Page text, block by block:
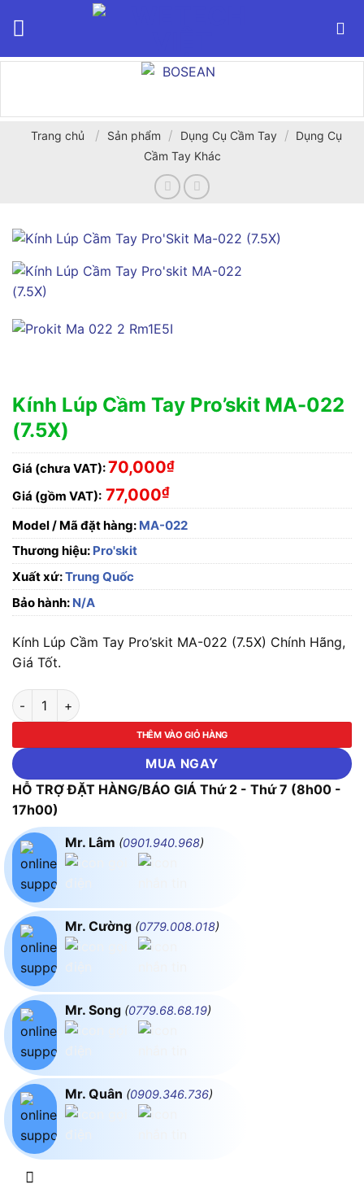
Trang chủ / Sản phẩm / Dụng Cụ Cầm Tay / Dụng Cụ
Cầm Tay Khác
Kính Lúp Cầm Tay Pro’skit MA-022
(7.5X)
Giá (chưa VAT):70,000₫
Giá (gồm VAT): 77,000₫
Model / Mã đặt hàng: MA-022
Thương hiệu: Pro'skit
Xuất xứ:Trung Quốc
Bảo hành: N/A
Kính Lúp Cầm Tay Pro’skit MA-022 (7.5X) Chính Hãng,
Giá Tốt.
Kính Lúp Cầm Tay Pro'skit MA-022 (7.5X) số lượng
THÊM VÀO GIỎ HÀNG
MUA NGAY
HỖ TRỢ ĐẶT HÀNG/BÁO GIÁ Thứ 2 - Thứ 7 (8h00 -
17h00)
Mr. Lâm (0901.940.968)
Mr. Cường (0779.008.018)
Mr. Song (0779.68.68.19)
Mr. Quân (0909.346.736)